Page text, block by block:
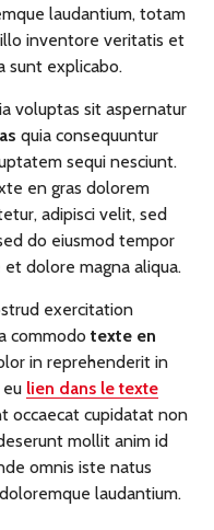
laudantium, totam
inventore veritatis et
sunt explicabo.
voluptas sit aspernatur
quia consequuntur
sequi nesciunt.
en gras dolorem
adipisci velit, sed
do eiusmod tempor
dolore magna aliqua.
exercitation
commodotexte en
in reprehenderit in
lien dans le texte
occaecat cupidatat non
mollit anim id
omnis iste natus
laudantium.